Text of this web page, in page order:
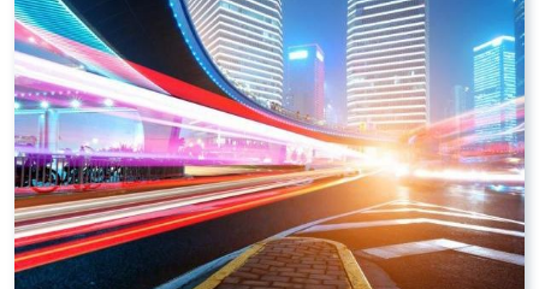
做ISO9001认证的根本原因。